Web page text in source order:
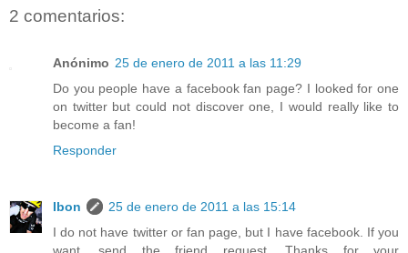
2 comentarios:
Anónimo 25 de enero de 2011 a las 11:29
Do you people have a facebook fan page? I looked for one
on twitter but could not discover one, I would really like to
become a fan!
Responder
Ibon
25 de enero de 2011 a las 15:14
I do not have twitter or fan page, but I have facebook. If you